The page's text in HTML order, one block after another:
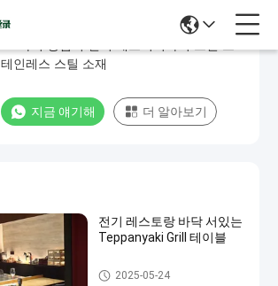
테인레스 스틸 소재
지금 얘기해 더 알아보기
전기 레스토랑 바닥 서있는
Teppanyaki Grill 테이블
전기 테프퍼니아키 그릴
2025-05-24